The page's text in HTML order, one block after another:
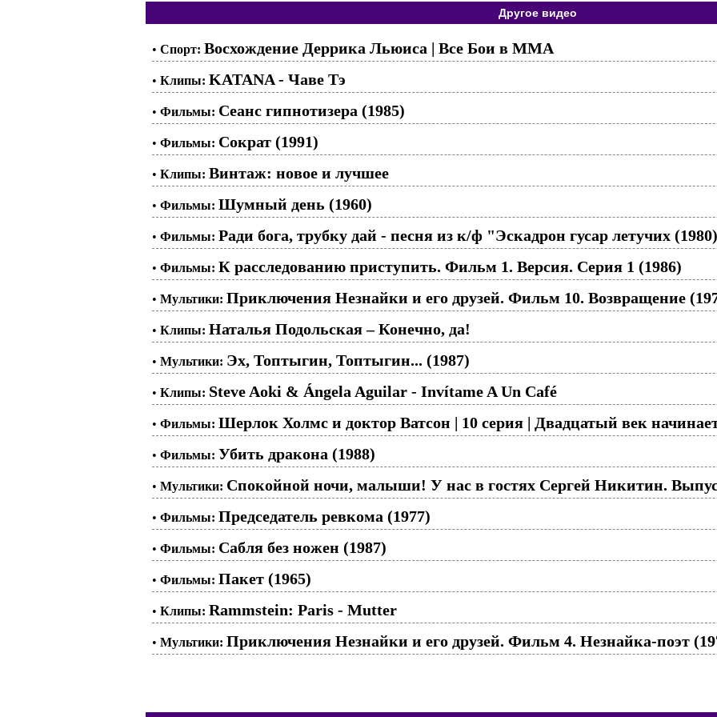
Другое видео
• Спорт: Восхождение Деррика Льюиса | Все Бои в ММА
• Клипы: KATANA - Чаве Тэ
• Фильмы: Сеанс гипнотизера (1985)
• Фильмы: Сократ (1991)
• Клипы: Винтаж: новое и лучшее
• Фильмы: Шумный день (1960)
• Фильмы: Ради бога, трубку дай - песня из к/ф "Эскадрон гусар летучих (1980)
• Фильмы: К расследованию приступить. Фильм 1. Версия. Серия 1 (1986)
• Мультики: Приключения Незнайки и его друзей. Фильм 10. Возвращение
• Клипы: Наталья Подольская – Конечно, да!
• Мультики: Эх, Топтыгин, Топтыгин... (1987)
• Клипы: Steve Aoki & Ángela Aguilar - Invítame A Un Café
• Фильмы: Шерлок Холмс и доктор Ватсон | 10 серия | Двадцатый век
• Фильмы: Убить дракона (1988)
• Мультики: Спокойной ночи, малыши! У нас в гостях Сергей Никитин.
• Фильмы: Председатель ревкома (1977)
• Фильмы: Сабля без ножен (1987)
• Фильмы: Пакет (1965)
• Клипы: Rammstein: Paris - Mutter
• Мультики: Приключения Незнайки и его друзей. Фильм 4. Незнайка-поэт